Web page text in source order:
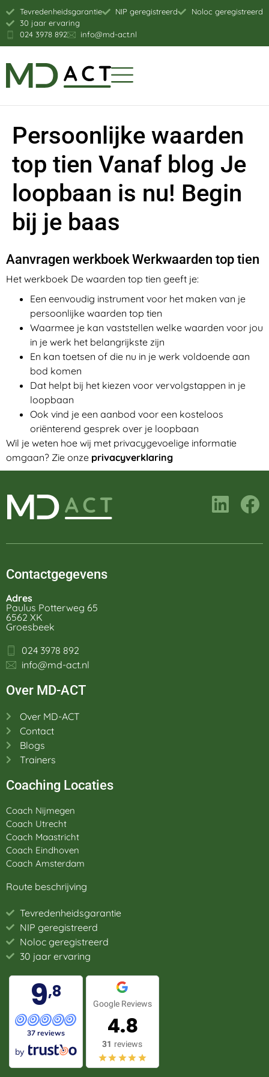
Tevredenheidsgarantie NIP geregistreerd
Noloc geregistreerd
30 jaar ervaring
024 3978 892
info@md-act.nl
Persoonlijke waarden
top tien Vanaf blog Je
loopbaan is nu! Begin
bij je baas
Aanvragen werkboek Werkwaarden top tien
Het werkboek De waarden top tien geeft je:
Een eenvoudig instrument voor het maken van je
persoonlijke waarden top tien
Waarmee je kan vaststellen welke waarden voor jou
in je werk het belangrijkste zijn
En kan toetsen of die nu in je werk voldoende aan
bod komen
Dat helpt bij het kiezen voor vervolgstappen in je
loopbaan
Ook vind je een aanbod voor een kosteloos
oriënterend gesprek over je loopbaan
Wil je weten hoe wij met privacygevoelige informatie
omgaan? Zie onze privacyverklaring
Contactgegevens
Adres
Paulus Potterweg 65
6562 XK
Groesbeek
024 3978 892
info@md-act.nl
Over MD-ACT
Over MD-ACT
Contact
Blogs
Trainers
Coaching Locaties
Coach Nijmegen
Coach Utrecht
Coach Maastricht
Coach Eindhoven
Coach Amsterdam
Route beschrijving
Tevredenheidsgarantie
NIP geregistreerd
Noloc geregistreerd
30 jaar ervaring
9,8
37 reviews
by
Google Reviews
4.8
31 reviews